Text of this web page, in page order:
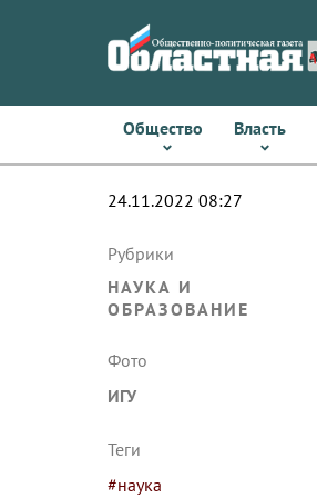
Общество Власть
24.11.2022 08:27
Рубрики
НАУКА И
ОБРАЗОВАНИЕ
Фото
ИГУ
Теги
#наука